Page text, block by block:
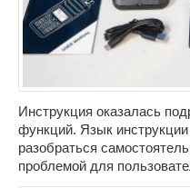
Инструкция оказалась
функций. Язык
разобраться
проблемой для